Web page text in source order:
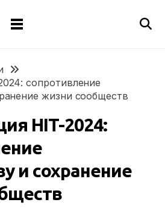
сопротивление
жизни сообществ
HIT-2024:
и сохранение